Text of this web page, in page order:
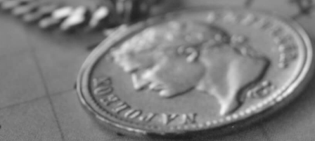
FOLLOW US
情報をさらに充実し、より速やかに、活用できる
「AdvancedClub」会員組織を設けました。
「AdvancedClub」会員に登録すると、プレゼント応募情報
の一覧、プレミアムな会員限定イベント、ブランドのエクス
クルーシブアイテムの紹介など、特別なコンテンツ情報を
メールマガジンでお届け致します。更に『AdvancedTime』